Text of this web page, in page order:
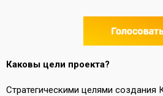
Каковы цели проекта?
Стратегическими целями